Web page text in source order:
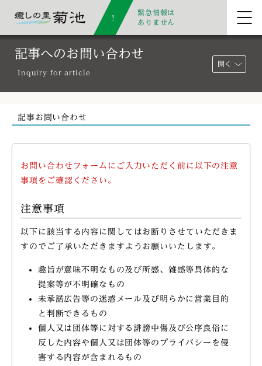
緊急情報は
ありません
記事へのお問い合わせ
Inquiry for article
開く
記事お問い合わせ
お問い合わせフォームにご入力いただく前に以下の注意
事項をご確認ください。
注意事項
以下に該当する内容に関してはお断りさせていただきま
すのでご了承いただきますようお願いいたします。
趣旨が意味不明なもの及び所感、雑感等具体的な
提案等が不明確なもの
未承諾広告等の迷惑メール及び明らかに営業目的
と判断できるもの
個人又は団体等に対する誹謗中傷及び公序良俗に
反した内容や個人又は団体等のプライバシーを侵
害する内容が含まれるもの